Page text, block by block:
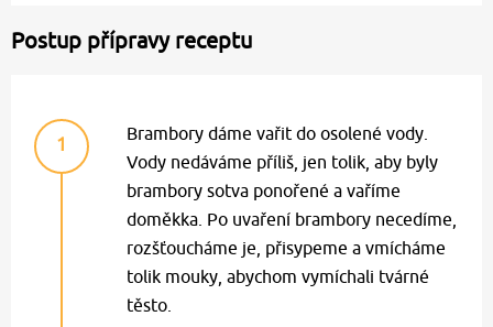
Postup přípravy receptu
1
Brambory dáme vařit do osolené vody.
Vody nedáváme příliš, jen tolik, aby byly
brambory sotva ponořené a vaříme
doměkka. Po uvaření brambory necedíme,
rozšťoucháme je, přisypeme a vmícháme
tolik mouky, abychom vymíchali tvárné
těsto.